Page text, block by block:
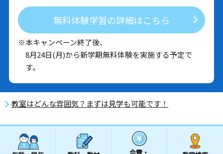
無料体験学習の詳細はこちら
※本キャンペーン終了後、
8月24日(月)から新学期無料体験を実施する予定で
す。
教室はどんな雰囲気？まずは見学も可能です！